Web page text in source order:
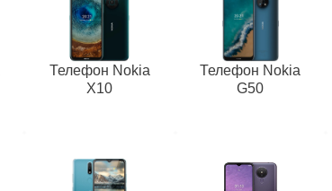
Телефон Nokia
X10
Телефон Nokia
G50